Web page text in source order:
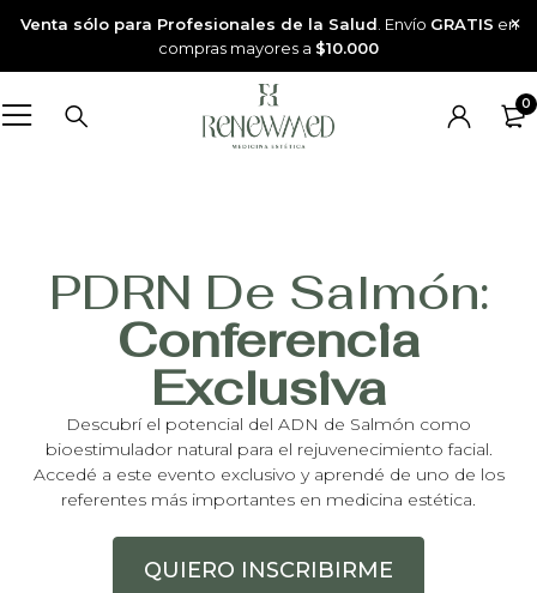
Venta sólo para Profesionales de la Salud . Envío GRATIS en
compras mayores a $10.000
0
PDRN De Salmón:
Conferencia
Exclusiva
Descubrí el potencial del ADN de Salmón como
bioestimulador natural para el rejuvenecimiento facial.
Accedé a este evento exclusivo y aprendé de uno de los
referentes más importantes en medicina estética.
QUIERO INSCRIBIRME